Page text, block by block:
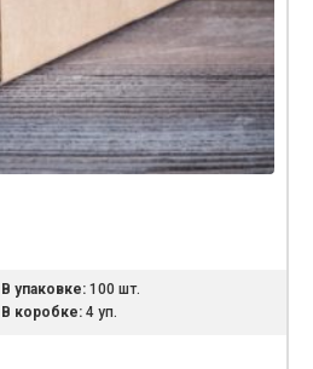
В упаковке:100 шт.
В коробке:4 уп.